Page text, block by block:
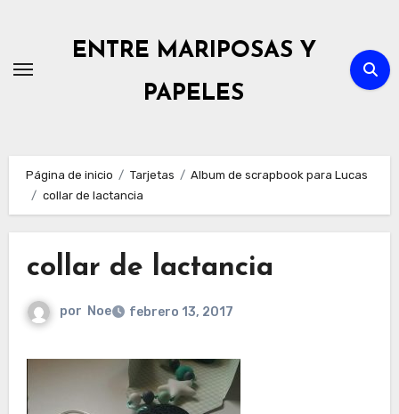
contenido
ENTRE MARIPOSAS Y
PAPELES
Página de inicio Tarjetas
Album de scrapbook para Lucas
collar de lactancia
collar de lactancia
por Noe febrero 13, 2017